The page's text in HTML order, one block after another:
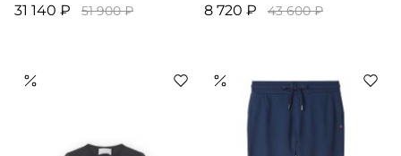
31 140 ₽ 51 900 ₽ 8 720 ₽ 43 600 ₽